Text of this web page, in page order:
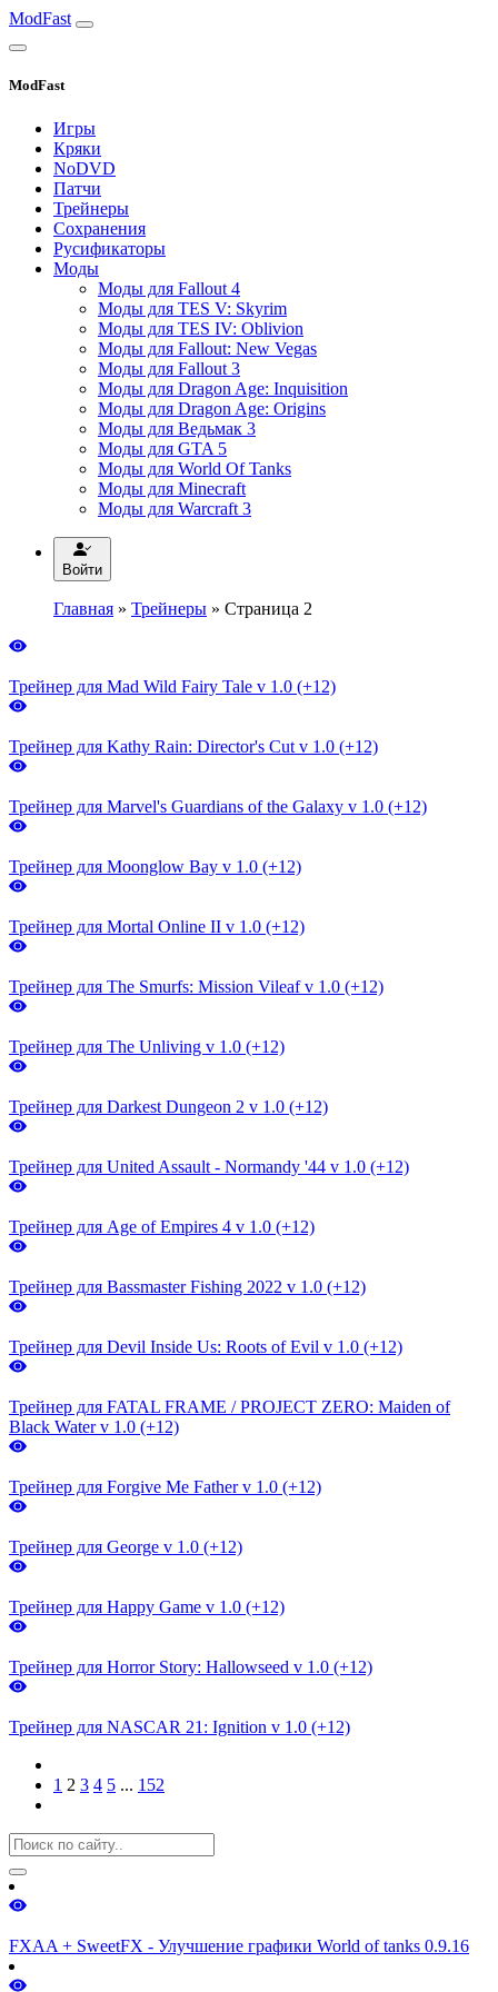
ModFast
ModFast
Игры
Кряки
NoDVD
Патчи
Трейнеры
Сохранения
Русификаторы
Моды
Моды для Fallout 4
Моды для TES V: Skyrim
Моды для TES IV: Oblivion
Моды для Fallout: New Vegas
Моды для Fallout 3
Моды для Dragon Age: Inquisition
Моды для Dragon Age: Origins
Моды для Ведьмак 3
Моды для GTA 5
Моды для World Of Tanks
Моды для Minecraft
Моды для Warcraft 3
Войти
Главная » Трейнеры » Страница 2
Трейнер для Mad Wild Fairy Tale v 1.0 (+12)
Трейнер для Kathy Rain: Director's Cut v 1.0 (+12)
Трейнер для Marvel's Guardians of the Galaxy v 1.0 (+12)
Трейнер для Moonglow Bay v 1.0 (+12)
Трейнер для Mortal Online II v 1.0 (+12)
Трейнер для The Smurfs: Mission Vileaf v 1.0 (+12)
Трейнер для The Unliving v 1.0 (+12)
Трейнер для Darkest Dungeon 2 v 1.0 (+12)
Трейнер для United Assault - Normandy '44 v 1.0 (+12)
Трейнер для Age of Empires 4 v 1.0 (+12)
Трейнер для Bassmaster Fishing 2022 v 1.0 (+12)
Трейнер для Devil Inside Us: Roots of Evil v 1.0 (+12)
Трейнер для FATAL FRAME / PROJECT ZERO: Maiden of
Black Water v 1.0 (+12)
Трейнер для Forgive Me Father v 1.0 (+12)
Трейнер для George v 1.0 (+12)
Трейнер для Happy Game v 1.0 (+12)
Трейнер для Horror Story: Hallowseed v 1.0 (+12)
Трейнер для NASCAR 21: Ignition v 1.0 (+12)
1 2 3 4 5 ... 152
FXAA + SweetFX - Улучшение графики World of tanks 0.9.16